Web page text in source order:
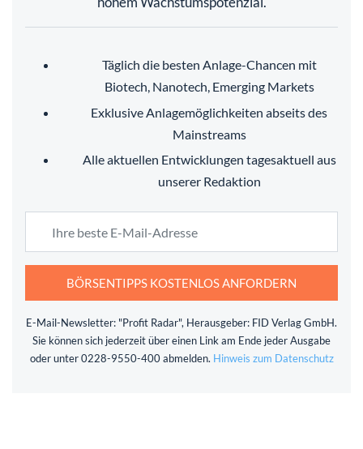
Täglich die besten Anlage-Chancen mit
Biotech, Nanotech, Emerging Markets
Exklusive Anlagemöglichkeiten abseits des
Mainstreams
Alle aktuellen Entwicklungen tagesaktuell aus
unserer Redaktion
BÖRSENTIPPS KOSTENLOS ANFORDERN
E-Mail-Newsletter: "Profit Radar", Herausgeber: FID Verlag GmbH.
Sie können sich jederzeit über einen Link am Ende jeder Ausgabe
oder unter 0228-9550-400 abmelden. Hinweis zum Datenschutz